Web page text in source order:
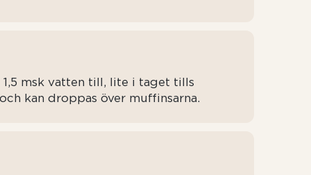
msk vatten till, lite i taget tills
kan droppas över muffinsarna.